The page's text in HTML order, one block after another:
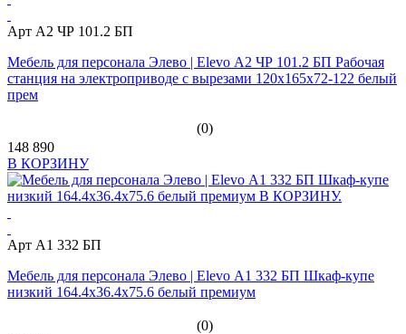
Арт А2 ЧР 101.2 БП
Мебель для персонала Элево | Elevo А2 ЧР 101.2 БП Рабочая
станция на электроприводе с вырезами 120х165х72-122 белый
прем
(0)
148 890
В КОРЗИНУ
Арт А1 332 БП
Мебель для персонала Элево | Elevo А1 332 БП Шкаф-купе
низкий 164.4х36.4х75.6 белый премиум
(0)